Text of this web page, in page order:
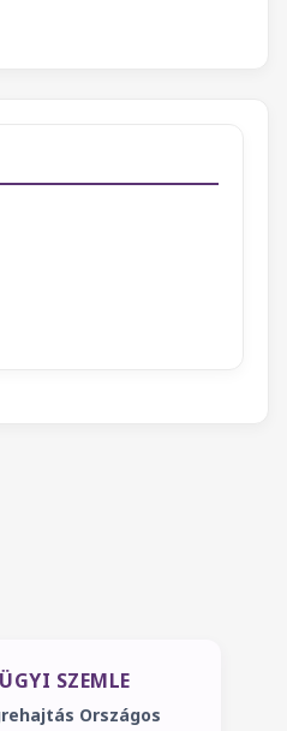
SZEMLE
Országos